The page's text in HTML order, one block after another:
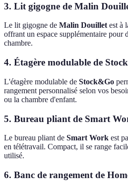
3. Lit gigogne de Malin
Le lit gigogne de Malin Douilletest à
offrant un espace supplémentaire pour
chambre.
4. Étagère modulable de
L'étagère modulable de Stock&Go
rangement personnalisé selon vos
ou la chambre d'enfant.
5. Bureau pliant de Smart
Le bureau pliant de Smart Work est
en télétravail. Compact, il se range
utilisé.
6. Banc de rangement de